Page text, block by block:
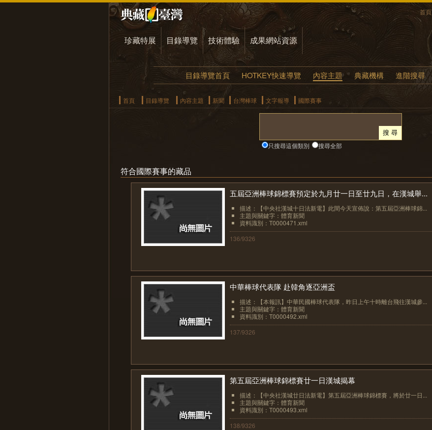
首頁
珍藏特展 目錄導覽 技術體驗 成果網站資源
目錄導覽首頁 HOTKEY快速導覽 內容主題 典藏機構 進階搜尋
首頁 目錄導覽 內容主題 新聞 台灣棒球 文字報導 國際賽事
只搜尋這個類別 搜尋全部
符合國際賽事的藏品
五屆亞洲棒球錦標賽預定於九月廿一日至廿九日，在漢城舉...
描述：【中央社漢城十日法新電】此間今天宣佈說：第五屆亞洲棒球錦...
主題與關鍵字：體育新聞
資料識別：T0000471.xml
136/9326
中華棒球代表隊 赴韓角逐亞洲盃
描述：【本報訊】中華民國棒球代表隊，昨日上午十時離台飛往漢城參...
主題與關鍵字：體育新聞
資料識別：T0000492.xml
137/9326
第五屆亞洲棒球錦標賽廿一日漢城揭幕
描述：【中央社漢城廿日法新電】第五屆亞洲棒球錦標賽，將於廿一日...
主題與關鍵字：體育新聞
資料識別：T0000493.xml
138/9326